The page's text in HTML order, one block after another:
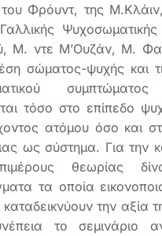
Φρόυντ, της Μ.Κλάιν,
Μ. ντε Μ’Ουζάν, Μ.
σώματος-ψυχής και
τόσο στο επίπεδο
ατόμου όσο και
ως σύστημα. Για την
θεωρίας
τα οποία
την αξία
το σεμινάριο